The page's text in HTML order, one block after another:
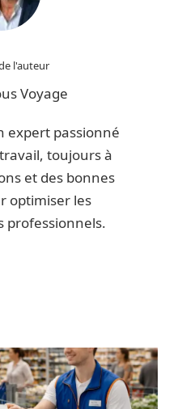
l'auteur
Voyage
expert passionné
toujours à
et des bonnes
optimiser les
professionnels.